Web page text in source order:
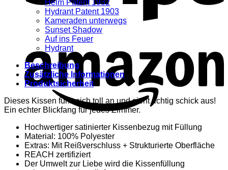
Helm Patent 1932
Hydrant Patent 1903
Kameraden unterwegs
Sunset Shadow
Auf ins Feuer
Hydrant
Beschreibung
Zusätzliche Informationen
Produktsicherheit
Dieses Kissen fühlt sich toll an und sieht richtig schick aus!
Ein echter Blickfang für jedes Zimmer.
Hochwertiger satinierter Kissenbezug mit Füllung
Material: 100% Polyester
Extras: Mit Reißverschluss + Strukturierte Oberfläche
REACH zertifiziert
Der Umwelt zur Liebe wird die Kissenfüllung